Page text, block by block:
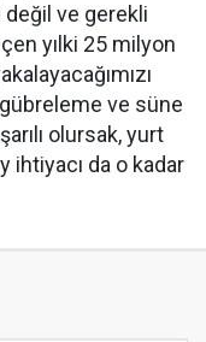
değil ve gerekli
yılki 25 milyon
ve süne
olursak, yurt
ihtiyacı da o kadar